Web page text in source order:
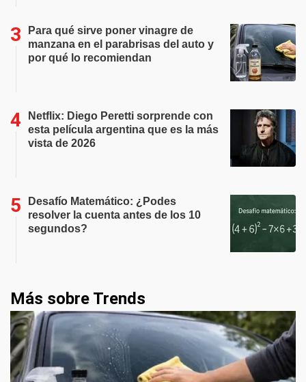
Para qué sirve poner vinagre de
manzana en el parabrisas del auto y
por qué lo recomiendan
Netflix: Diego Peretti sorprende con
esta película argentina que es la más
vista de 2026
Desafío Matemático: ¿Podes
resolver la cuenta antes de los 10
segundos?
Más sobre Trends